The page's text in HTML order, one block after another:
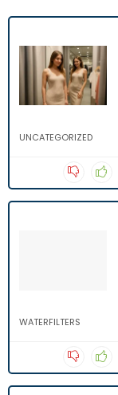
UNCATEGORIZED
WATERFILTERS